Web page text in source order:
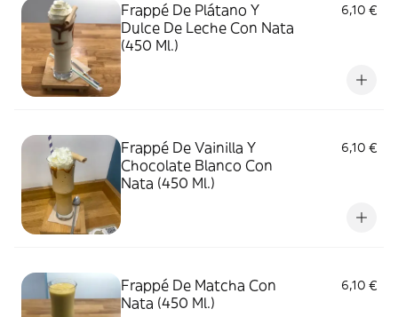
Frappé De Plátano Y
Dulce De Leche Con Nata
(450 Ml.)
6,10 €
Frappé De Vainilla Y
Chocolate Blanco Con
Nata (450 Ml.)
6,10 €
Frappé De Matcha Con
Nata (450 Ml.)
6,10 €